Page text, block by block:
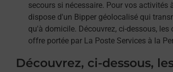
secours si nécessaire. Pour vos
dispose d'un Bipper géolocalisé qui
qu'à domicile. Découvrez, ci-dessous,
offre portée par La Poste Services à la
Découvrez, ci-dessous,